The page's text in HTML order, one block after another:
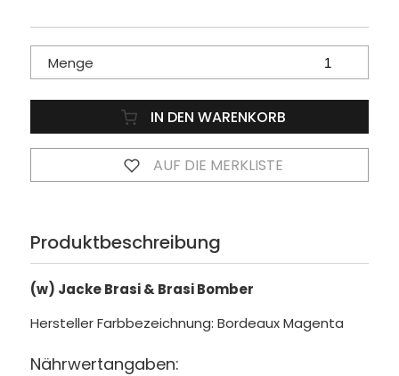
Menge
IN DEN WARENKORB
AUF DIE MERKLISTE
Produktbeschreibung
(w) Jacke Brasi & Brasi Bomber
Hersteller Farbbezeichnung: Bordeaux Magenta
Nährwertangaben: